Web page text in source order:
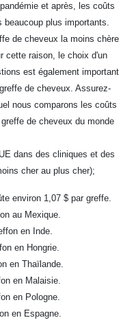
et après, les coûts
plus importants.
de cheveux la moins chère
cette raison, le choix d'un
est également important
de cheveux. Assurez-
nous comparons les coûts
de cheveux du monde
dans des cliniques et des
cher au plus cher);
environ 1,07 $ par greffe.
au Mexique.
en Inde.
en Hongrie.
en Thaïlande.
en Malaisie.
en Pologne.
en Espagne.